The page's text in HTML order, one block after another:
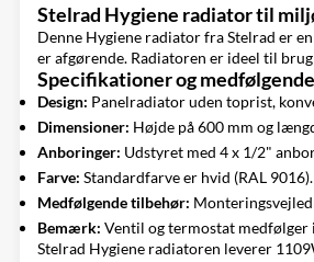
Stelrad Hygiene radiator til
Denne Hygiene radiator fra Stelrad er
er afgørende. Radiatoren er ideel til
Specifikationer og
Design: Panelradiator uden toprist,
Dimensioner: Højde på 600 mm og
Anboringer: Udstyret med 4 x 1/2"
Farve: Standardfarve er hvid (RAL
Medfølgende tilbehør:
Bemærk: Ventil og termostat medfølger
Stelrad Hygiene radiatoren leverer